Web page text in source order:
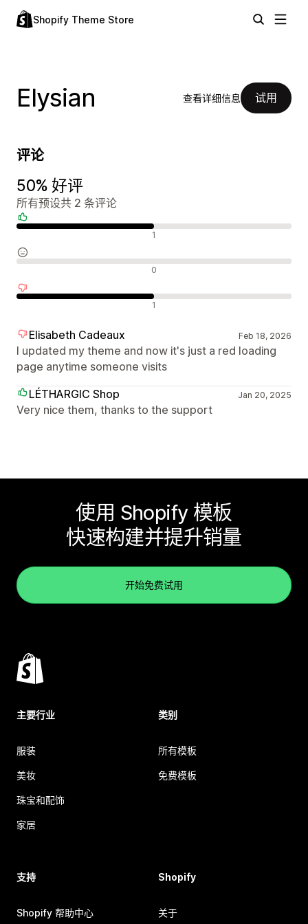
Shopify Theme Store
Elysian 查看详细信息 试用
评论
50% 好评
所有预设共 2 条评论
1
0
1
Elisabeth Cadeaux Feb 18, 2026
I updated my theme and now it's just a red loading
page anytime someone visits
LÉTHARGIC Shop
Jan 20, 2025
Very nice them, thanks to the support
使用 Shopify 模板
快速构建并提升销量
开始免费试用
主要行业
服装
美妆
珠宝和配饰
家居
类别
所有模板
免费模板
支持
Shopify 帮助中心
Shopify
关于